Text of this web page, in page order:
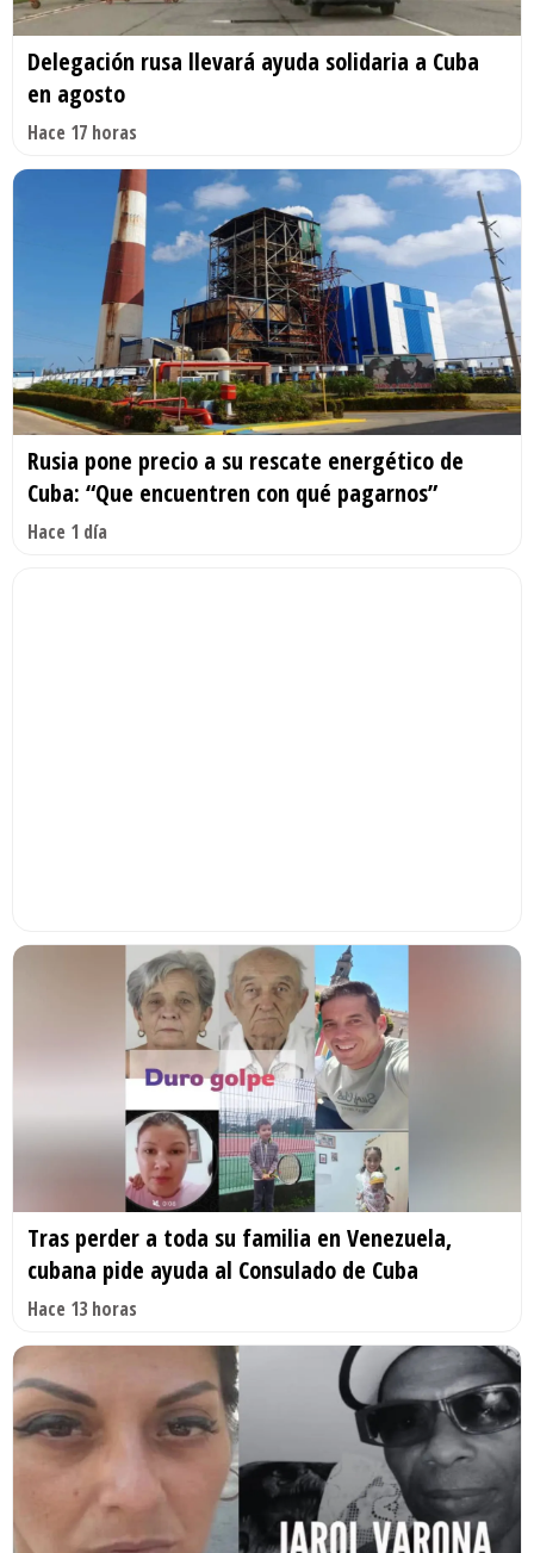
Delegación rusa llevará ayuda solidaria a Cuba
en agosto
Hace 17 horas
Rusia pone precio a su rescate energético de
Cuba: “Que encuentren con qué pagarnos”
Hace 1 día
Tras perder a toda su familia en Venezuela,
cubana pide ayuda al Consulado de Cuba
Hace 13 horas